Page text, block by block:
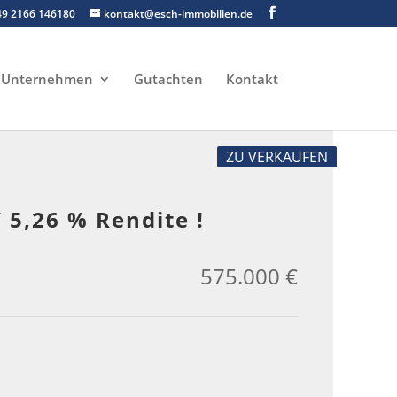
2166 146180 kontakt@esch-immobilien.de
Unternehmen Gutachten Kontakt
ZU VERKAUFEN
% Rendite !
575.000 €